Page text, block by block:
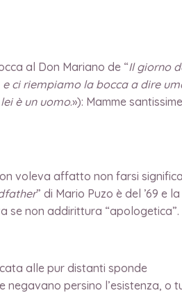
al Don Mariano de “Il giorno
ci riempiamo la bocca a dire
è un uomo.»): Mamme
voleva affatto non farsi
” di Mario Puzo è del ’69 e la
se non addirittura “apologetica”.
alle pur distanti sponde
negavano persino l’esistenza, o